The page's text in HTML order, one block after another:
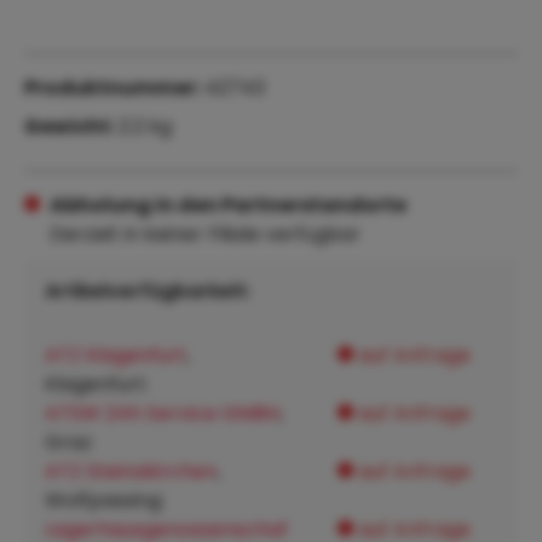
Abholung in den Partnerstandorte
Derzeit in keiner Filiale verfügbar
Artikelverfügbarkeit:
ATZ Klagenfurt
Klagenfurt:
auf Anfrage
ATSW 24h Service GMBH auf Anfrage
ATZ Steinakirchen
Wolfpassing:
auf Anfrage
Lagerhausgenossenschaf
auf Anfrage
Produktnummer:
Gewicht:
2.2 kg